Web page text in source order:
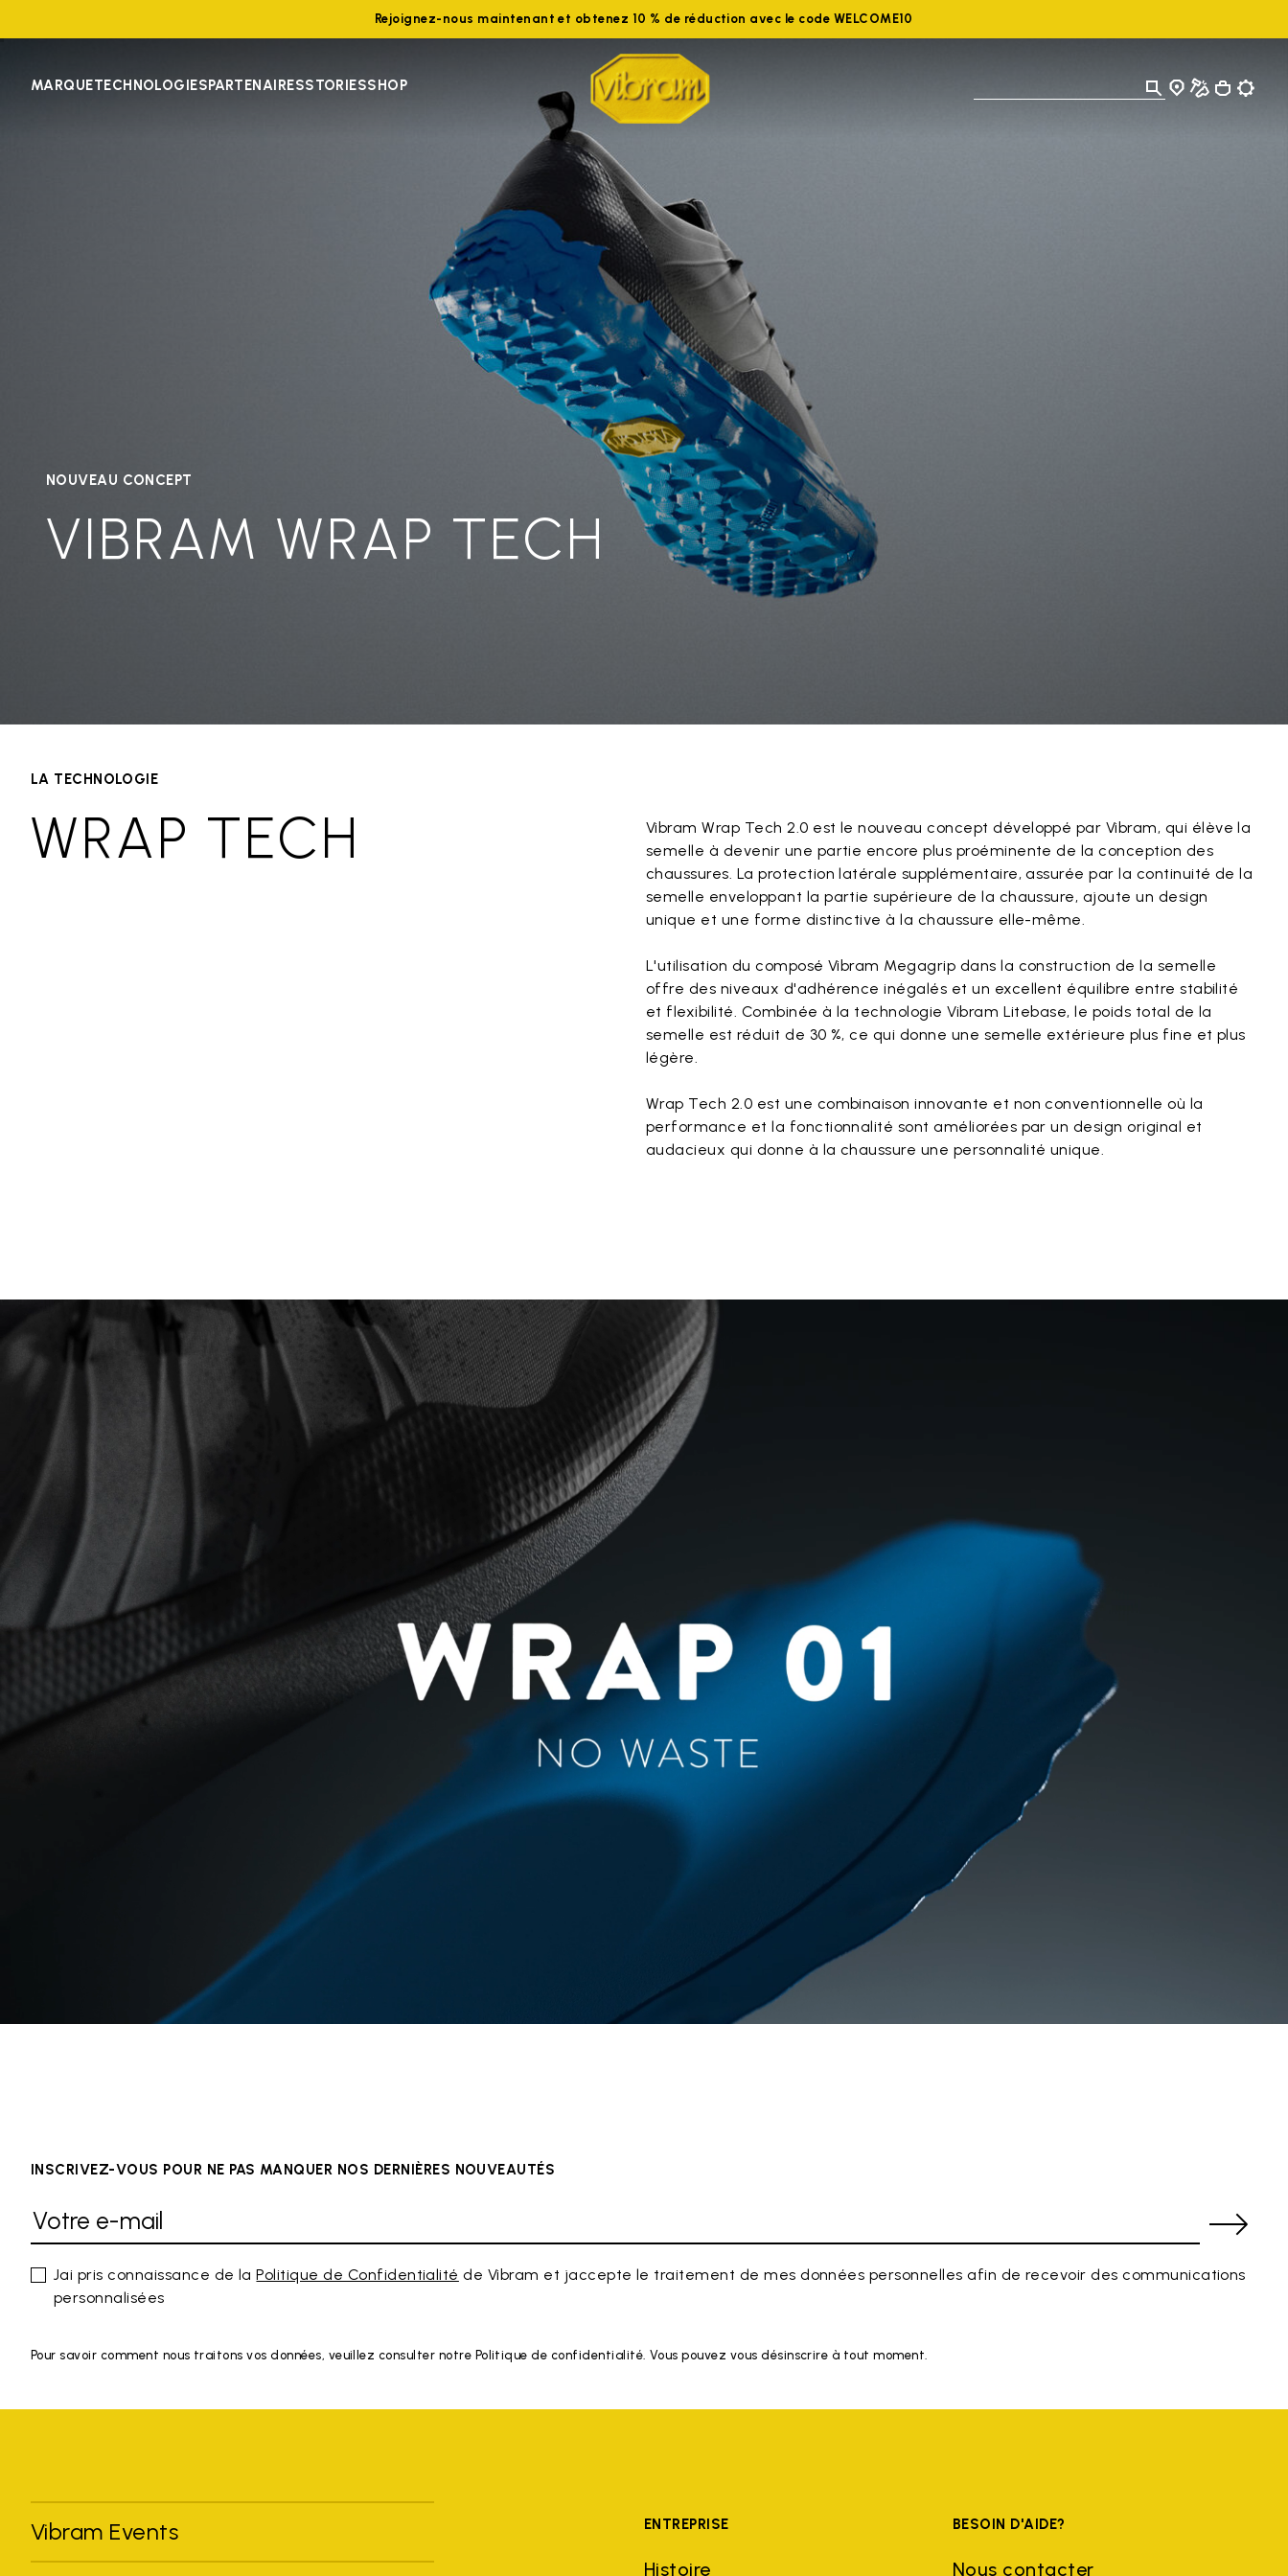
Rejoignez-nous maintenant et obtenez 10 % de réduction avec le code WELCOME10
MARQUETECHNOLOGIESPARTENAIRESSTORIESSHOP
NOUVEAU CONCEPT
VIBRAM WRAP TECH
LA TECHNOLOGIE
WRAP TECH
Vibram Wrap Tech 2.0 est le nouveau concept développé par Vibram, qui élève la
semelle à devenir une partie encore plus proéminente de la conception des
chaussures. La protection latérale supplémentaire, assurée par la continuité de la
semelle enveloppant la partie supérieure de la chaussure, ajoute un design
unique et une forme distinctive à la chaussure elle-même.
L'utilisation du composé Vibram Megagrip dans la construction de la semelle
offre des niveaux d'adhérence inégalés et un excellent équilibre entre stabilité
et flexibilité. Combinée à la technologie Vibram Litebase, le poids total de la
semelle est réduit de 30 %, ce qui donne une semelle extérieure plus fine et plus
légère.
Wrap Tech 2.0 est une combinaison innovante et non conventionnelle où la
performance et la fonctionnalité sont améliorées par un design original et
audacieux qui donne à la chaussure une personnalité unique.
INSCRIVEZ-VOUS POUR NE PAS MANQUER NOS DERNIÈRES NOUVEAUTÉS
Jai pris connaissance de laPolitique de Confidentialité de Vibram et jaccepte le traitement de mes données personnelles afin de recevoir des communications
personnalisées
Pour savoir comment nous traitons vos données, veuillez consulter notre Politique de confidentialité. Vous pouvez vous désinscrire à tout moment.
Vibram Events ENTREPRISE
Histoire
BESOIN D'AIDE?
Nous contacter